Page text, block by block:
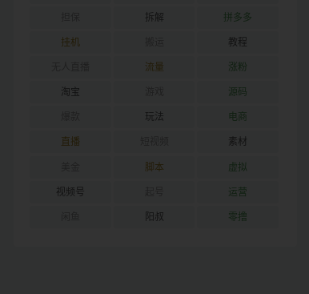
拆解 拼多多
挂机 教程
流量 涨粉
淘宝 源码
玩法 电商
直播 素材
脚本 虚拟
视频号 运营
阳叔 零撸